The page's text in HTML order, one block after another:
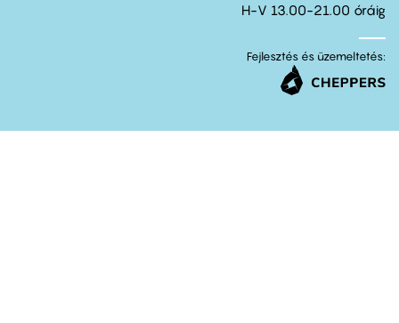
H-V 13.00-21.00 óráig
Fejlesztés és üzemeltetés: